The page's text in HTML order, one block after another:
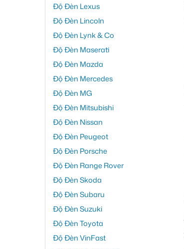
Độ Đèn Lexus
Độ Đèn Lincoln
Độ Đèn Lynk & Co
Độ Đèn Maserati
Độ Đèn Mazda
Độ Đèn Mercedes
Độ Đèn MG
Độ Đèn Mitsubishi
Độ Đèn Nissan
Độ Đèn Peugeot
Độ Đèn Porsche
Độ Đèn Range Rover
Độ Đèn Skoda
Độ Đèn Subaru
Độ Đèn Suzuki
Độ Đèn Toyota
Độ Đèn VinFast